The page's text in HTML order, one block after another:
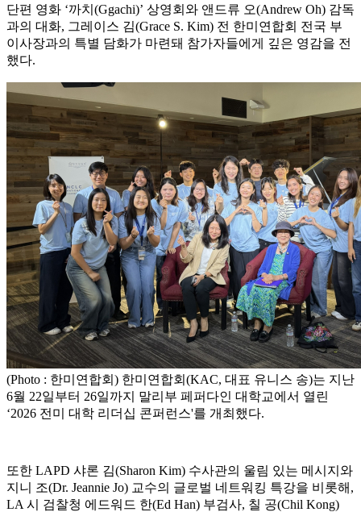
단편 영화 ‘까치(Ggachi)’ 상영회와 앤드류 오(Andrew Oh) 감독
과의 대화, 그레이스 김(Grace S. Kim) 전 한미연합회 전국 부
이사장과의 특별 담화가 마련돼 참가자들에게 깊은 영감을 전
했다.
(Photo : 한미연합회) 한미연합회(KAC, 대표 유니스 송)는 지난
6월 22일부터 26일까지 말리부 페퍼다인 대학교에서 열린
‘2026 전미 대학 리더십 콘퍼런스'를 개최했다.
또한 LAPD 샤론 김(Sharon Kim) 수사관의 울림 있는 메시지와
지니 조(Dr. Jeannie Jo) 교수의 글로벌 네트워킹 특강을 비롯해,
LA 시 검찰청 에드워드 한(Ed Han) 부검사, 칠 공(Chil Kong)